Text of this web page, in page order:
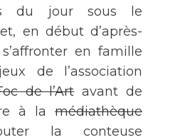
du jour sous le
en début d’après-
en famille
de l’association
de l’Artavant de
à la médiathèque
la conteuse